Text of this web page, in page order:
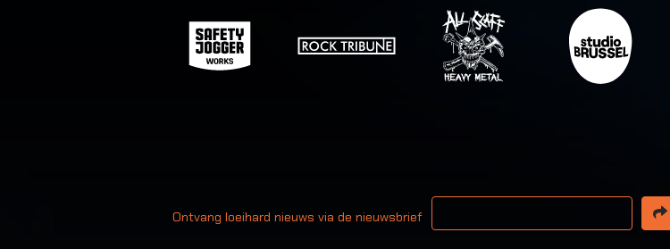
Ontvang loeihard nieuws via de nieuwsbrief
Uw email adres